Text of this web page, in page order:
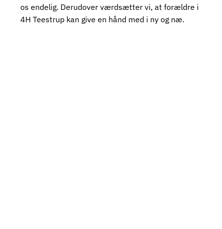
os endelig. Derudover værdsætter vi, at forældre i
4H Teestrup kan give en hånd med i ny og næ.